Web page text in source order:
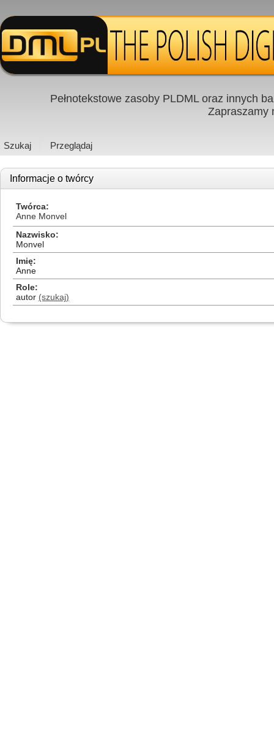
Pełnotekstowe zasoby PLDML oraz innych
Zapraszamy
Szukaj Przeglądaj
Informacje o twórcy
Twórca
Anne Monvel
Nazwisko
Monvel
Imię
Anne
Role
autor (szukaj)